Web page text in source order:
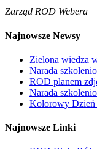
Zarząd ROD Webera
Najnowsze Newsy
Zielona wiedza
Narada
ROD planem
Narada
Kolorowy Dzień
Najnowsze Linki